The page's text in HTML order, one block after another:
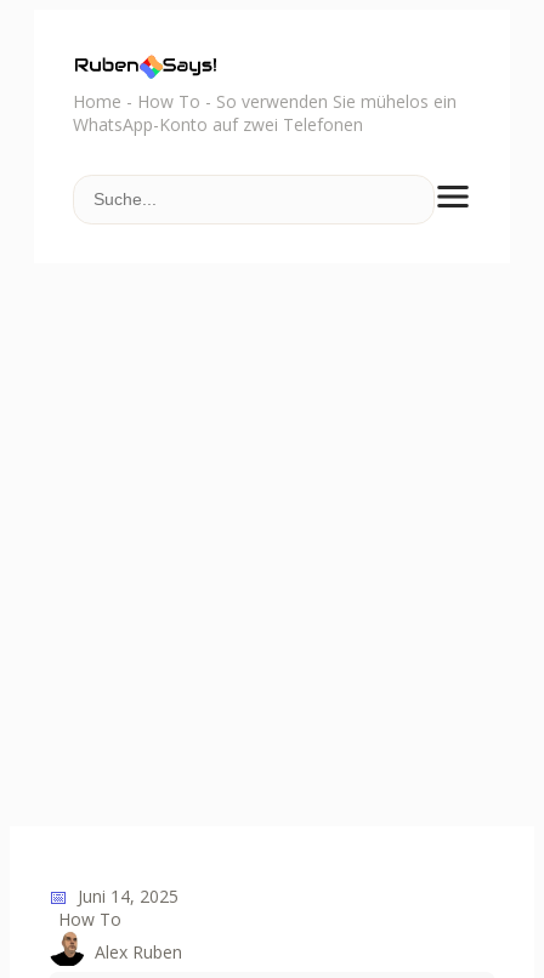
Home - How To - So verwenden Sie mühelos ein
WhatsApp-Konto auf zwei Telefonen
📅 Juni 14, 2025
How To
Alex Ruben